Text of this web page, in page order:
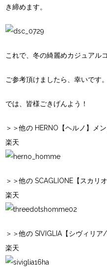
き締めます。
これで、冬の綺麗めカジュアル
ご参考頂けましたら、幸いです。
では、皆様ごきげんよう！
＞＞他の HERNO【ヘルノ】メ
楽天
＞＞他の SCAGLIONE【スカリ
楽天
＞＞他の SIVIGLIA【シヴィリ
楽天